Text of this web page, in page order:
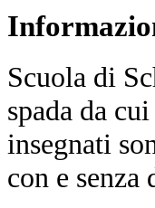
Scuola di
spada da
insegnati
con e senza